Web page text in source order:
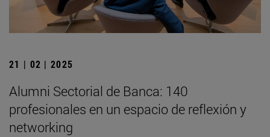
21 | 02 | 2025
Alumni Sectorial de Banca: 140
profesionales en un espacio de reflexión y
networking